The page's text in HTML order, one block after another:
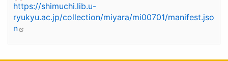
https://shimuchi.lib.u-
ryukyu.ac.jp/collection/miyara/mi00701/manifest.jso
n